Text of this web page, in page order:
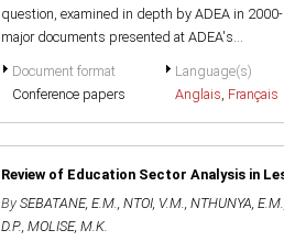
question, examined in depth by ADEA in
major documents presented at ADEA's...
Document format
Conference papers
Language(s)
Anglais, Français
Review of Education Sector Analysis in
By SEBATANE, E.M., NTOI, V.M., NTHUNYA, E.M.
D.P., MOLISE, M.K.